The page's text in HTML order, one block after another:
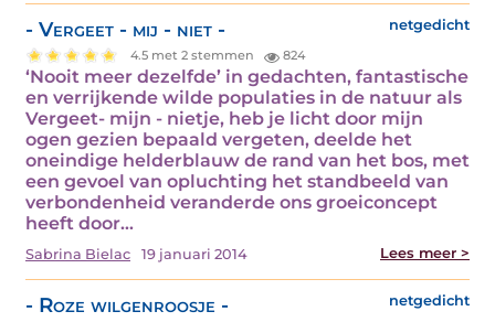
- Vergeet - mij - niet - netgedicht
4.5 met 2 stemmen 824
‘Nooit meer dezelfde’ in gedachten, fantastische
en verrijkende wilde populaties in de natuur als
Vergeet- mijn - nietje, heb je licht door mijn
ogen gezien bepaald vergeten, deelde het
oneindige helderblauw de rand van het bos, met
een gevoel van opluchting het standbeeld van
verbondenheid veranderde ons groeiconcept
heeft door…
Sabrina Bielac 19 januari 2014 Lees meer >
- Roze wilgenroosje - netgedicht